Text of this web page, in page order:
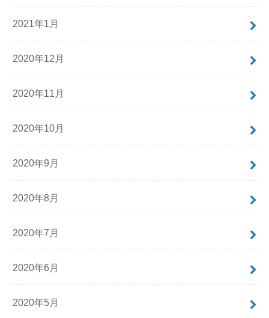
2021年1月
2020年12月
2020年11月
2020年10月
2020年9月
2020年8月
2020年7月
2020年6月
2020年5月